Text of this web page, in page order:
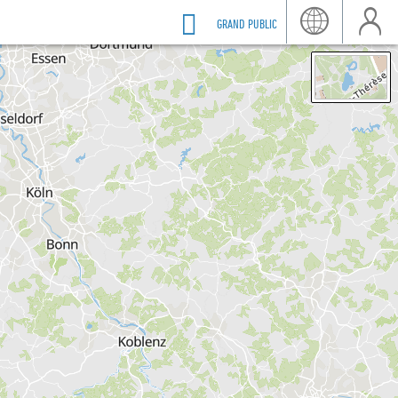
GRAND PUBLIC